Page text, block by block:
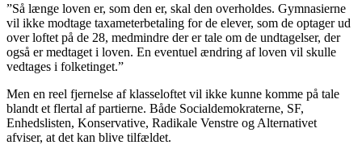
”Så længe loven er, som den er, skal den overholdes. Gymnasierne
vil ikke modtage taxameterbetaling for de elever, som de optager ud
over loftet på de 28, medmindre der er tale om de undtagelser, der
også er medtaget i loven. En eventuel ændring af loven vil skulle
vedtages i folketinget.”
Men en reel fjernelse af klasseloftet vil ikke kunne komme på tale
blandt et flertal af partierne. Både Socialdemokraterne, SF,
Enhedslisten, Konservative, Radikale Venstre og Alternativet
afviser, at det kan blive tilfældet.